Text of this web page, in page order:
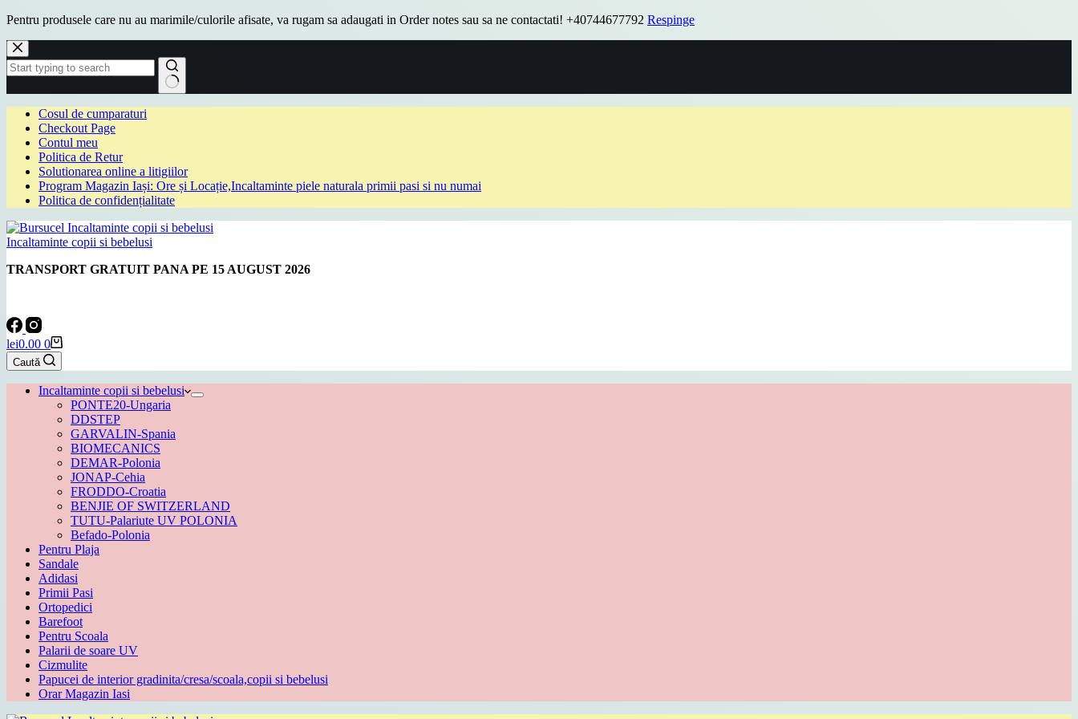
Pentru produsele care nu au marimile/culorile afisate, va rugam sa adaugati in Order notes sau sa ne contactati! +40744677792 Respinge
Sari
la
conținut
rezultatCosul de cumparaturi
Checkout Page
Contul meu
Politica de Retur
Solutionarea online a litigiilor
Program Magazin Iași: Ore și Locație,Incaltaminte piele naturala primii pasi si nu numai
Politica de confidențialitate
Incaltaminte copii si bebelusi
TRANSPORT GRATUIT PANA PE 15 AUGUST 2026
Coș
de
cumpărături
lei0.00 0
Caută
Incaltaminte copii si bebelusi
PONTE20-Ungaria
DDSTEP
GARVALIN-Spania
BIOMECANICS
DEMAR-Polonia
JONAP-Cehia
FRODDO-Croatia
BENJIE OF SWITZERLAND
TUTU-Palariute UV POLONIA
Befado-Polonia
Pentru Plaja
Sandale
Adidasi
Primii Pasi
Ortopedici
Barefoot
Pentru Scoala
Palarii de soare UV
Cizmulite
Papucei de interior gradinita/cresa/scoala,copii si bebelusi
Orar Magazin Iasi